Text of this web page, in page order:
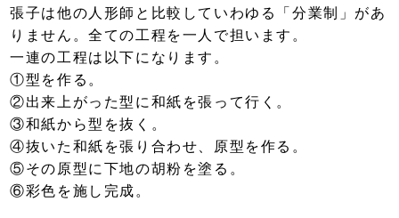
張子は他の人形師と比較していわゆる「分業制」があ
りません。全ての工程を一人で担います。
一連の工程は以下になります。
①型を作る。
②出来上がった型に和紙を張って行く。
③和紙から型を抜く。
④抜いた和紙を張り合わせ、原型を作る。
⑤その原型に下地の胡粉を塗る。
⑥彩色を施し完成。